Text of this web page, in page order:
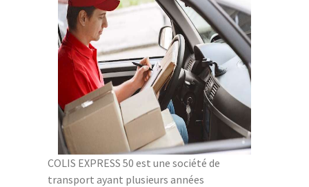
COLIS EXPRESS 50 est une société de
transport ayant plusieurs années